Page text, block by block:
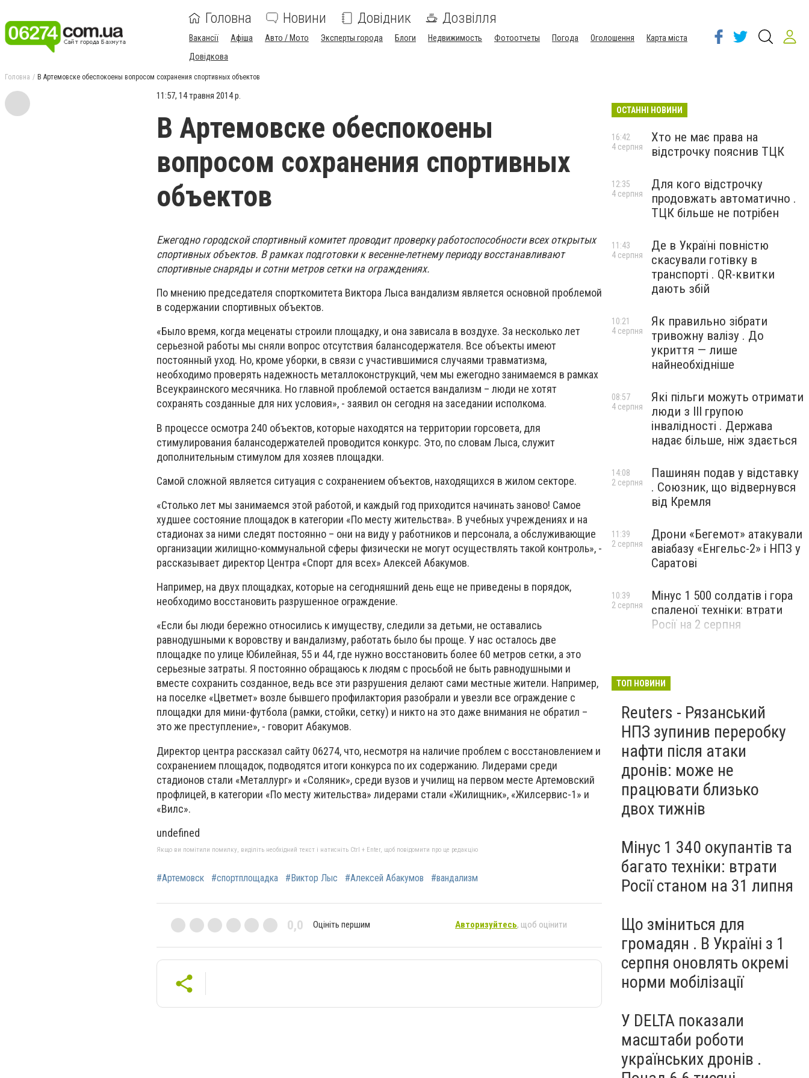
Головна Новини Довідник Дозвілля
Вакансії Афіша Авто / Мото Эксперты города Блоги Недвижимость Фотоотчеты Погода Оголошення
Карта міста
Довідкова
Головна В Артемовске обеспокоены вопросом сохранения спортивных объектов
11:57, 14 травня 2014 р.
В Артемовске обеспокоены
вопросом сохранения спортивных
объектов
Ежегодно городской спортивный комитет проводит проверку работоспособности всех открытых
спортивных объектов. В рамках подготовки к весенне-летнему периоду восстанавливают
спортивные снаряды и сотни метров сетки на ограждениях.
По мнению председателя спорткомитета Виктора Лыса вандализм является основной проблемой
в содержании спортивных объектов.
«Было время, когда меценаты строили площадку, и она зависала в воздухе. За несколько лет
серьезной работы мы сняли вопрос отсутствия балансодержателя. Все объекты имеют
постоянный уход. Но, кроме уборки, в связи с участившимися случаями травматизма,
необходимо проверять надежность металлоконструкций, чем мы ежегодно занимаемся в рамках
Всеукраинского месячника. Но главной проблемой остается вандализм – люди не хотят
сохранять созданные для них условия», - заявил он сегодня на заседании исполкома.
В процессе осмотра 240 объектов, которые находятся на территории горсовета, для
стимулирования балансодержателей проводится конкурс. Это, по словам Лыса, служит
дополнительным стимулом для хозяев площадки.
Самой сложной является ситуация с сохранением объектов, находящихся в жилом секторе.
«Столько лет мы занимаемся этой работой, и каждый год приходится начинать заново! Самое
худшее состояние площадок в категории «По месту жительства». В учебных учреждениях и на
стадионах за ними следят постоянно – они на виду у работников и персонала, а обслуживающие
организации жилищно-коммунальной сферы физически не могут осуществлять такой контроль», -
рассказывает директор Центра «Спорт для всех» Алексей Абакумов.
Например, на двух площадках, которые на сегодняшний день еще не приведены в порядок,
необходимо восстановить разрушенное ограждение.
«Если бы люди бережно относились к имуществу, следили за детьми, не оставались
равнодушными к воровству и вандализму, работать было бы проще. У нас осталось две
площадке по улице Юбилейная, 55 и 44, где нужно восстановить более 60 метров сетки, а это
серьезные затраты. Я постоянно обращаюсь к людям с просьбой не быть равнодушными и
вместе сохранить созданное, ведь все эти разрушения делают сами местные жители. Например,
на поселке «Цветмет» возле бывшего профилактория разобрали и увезли все ограждение с
площадки для мини-футбола (рамки, стойки, сетку) и никто на это даже внимания не обратил –
это же преступление», - говорит Абакумов.
Директор центра рассказал сайту 06274, что, несмотря на наличие проблем с восстановлением и
сохранением площадок, подводятся итоги конкурса по их содержанию. Лидерами среди
стадионов стали «Металлург» и «Соляник», среди вузов и училищ на первом месте Артемовский
профлицей, в категории «По месту жительства» лидерами стали «Жилищник», «Жилсервис-1» и
«Вилс».
undefined
Якщо ви помітили помилку, виділіть необхідний текст і натисніть Ctrl + Enter, щоб повідомити про це редакцію
#Артемовск #спортплощадка #Виктор Лыс #Алексей Абакумов #вандализм
0,0 Оцініть першим Авторизуйтесь, щоб оцінити
ОСТАННІ НОВИНИ
Хто не має права на
відстрочку пояснив ТЦК
16:42
4 серпня
Для кого відстрочку
продовжать автоматично .
ТЦК більше не потрібен
12:35
4 серпня
Де в Україні повністю
скасували готівку в
транспорті . QR-квитки
дають збій
11:43
4 серпня
Як правильно зібрати
тривожну валізу . До
укриття — лише
найнеобхідніше
10:21
4 серпня
Які пільги можуть отримати
люди з III групою
інвалідності . Держава
надає більше, ніж здається
08:57
4 серпня
Пашинян подав у відставку
. Союзник, що відвернувся
від Кремля
14:08
2 серпня
Дрони «Бегемот» атакували
авіабазу «Енгельс-2» і НПЗ у
Саратові
11:39
2 серпня
Мінус 1 500 солдатів і гора
спаленої техніки: втрати
Росії на 2 серпня
10:39
2 серпня
ТОП НОВИНИ
Reuters - Рязанський
НПЗ зупинив переробку
нафти після атаки
дронів: може не
працювати близько
двох тижнів
Мінус 1 340 окупантів та
багато техніки: втрати
Росії станом на 31 липня
Що зміниться для
громадян . В Україні з 1
серпня оновлять окремі
норми мобілізації
У DELTA показали
масштаби роботи
українських дронів .